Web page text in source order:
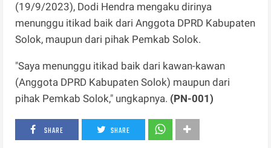
(19/9/2023), Dodi Hendra mengaku dirinya
menunggu itikad baik dari Anggota DPRD Kabupaten
Solok, maupun dari pihak Pemkab Solok.
"Saya menunggu itikad baik dari kawan-kawan
(Anggota DPRD Kabupaten Solok) maupun dari
pihak Pemkab Solok," ungkapnya. (PN-001)
SHARE SHARE